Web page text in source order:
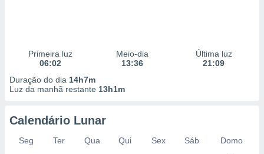
Primeira luz
06:02
Meio-dia
13:36
Última luz
21:09
Duração do dia 14h7m
Luz da manhã restante 13h1m
Calendário Lunar
Seg Ter Qua Qui Sex Sáb
Domo